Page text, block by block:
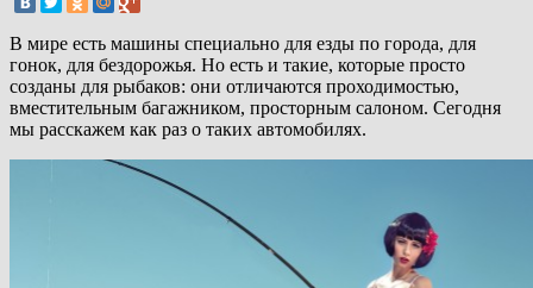
В мире есть машины специально для езды по города, для
гонок, для бездорожья. Но есть и такие, которые просто
созданы для рыбаков: они отличаются проходимостью,
вместительным багажником, просторным салоном. Сегодня
мы расскажем как раз о таких автомобилях.